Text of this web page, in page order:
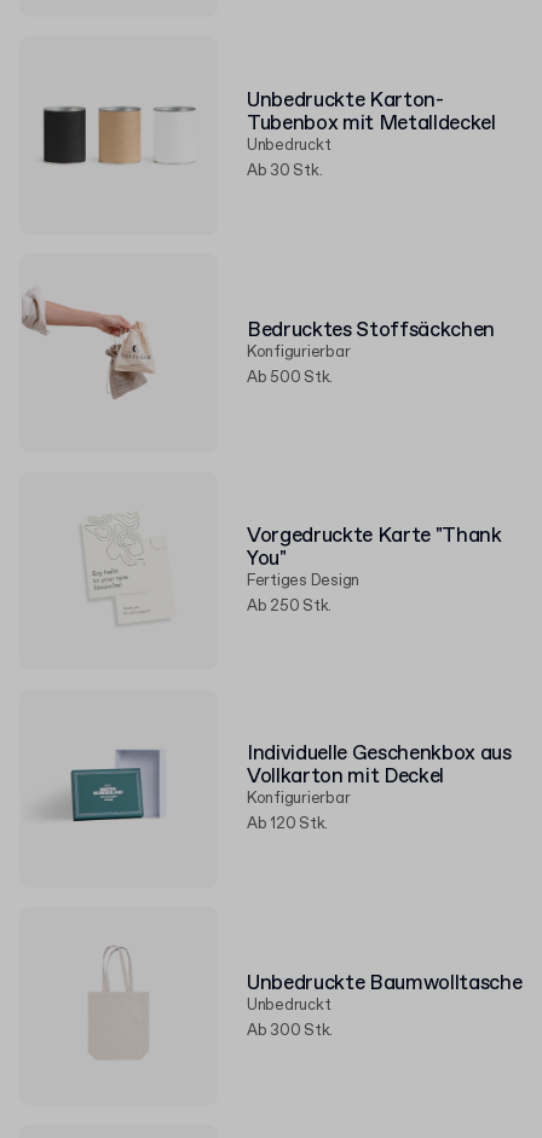
Unbedruckte Karton-
Tubenbox mit Metalldeckel
Unbedruckt
Ab 30 Stk.
Bedrucktes Stoffsäckchen
Konfigurierbar
Ab 500 Stk.
Vorgedruckte Karte "Thank
You"
Fertiges Design
Ab 250 Stk.
Individuelle Geschenkbox aus
Vollkarton mit Deckel
Konfigurierbar
Ab 120 Stk.
Unbedruckte Baumwolltasche
Unbedruckt
Ab 300 Stk.